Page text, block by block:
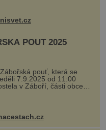
POUŤ 2025
pouť, která se
7.9.2025 od 11:00
v Záboří, části obce
V programu naleznete
prohlídku kostela,